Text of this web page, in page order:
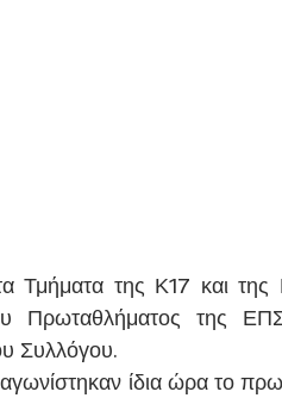
Τμήματα της Κ17 και της
Πρωταθλήματος της
Συλλόγου.
ίδια ώρα το